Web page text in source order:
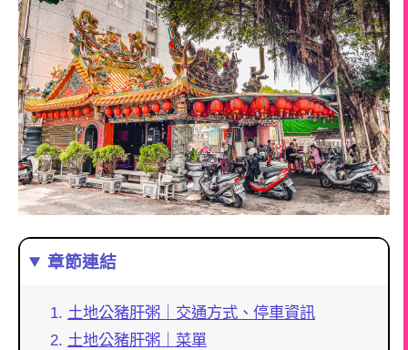
章節連結
土地公豬肝粥｜交通方式、停車資訊
土地公豬肝粥｜菜單